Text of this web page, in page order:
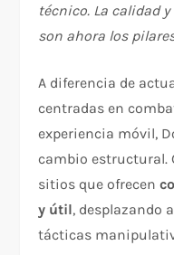
técnico. La calidad
son ahora los
A diferencia de
centradas en
experiencia móvil,
cambio estructural.
sitios que ofrecen
y útil, desplazando
tácticas